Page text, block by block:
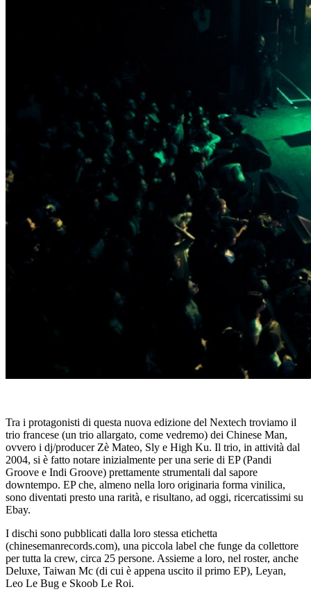
Tra i protagonisti di questa nuova edizione del Nextech troviamo il
trio francese (un trio allargato, come vedremo) dei Chinese Man,
ovvero i dj/producer Zè Mateo, Sly e High Ku. Il trio, in attività dal
2004, si è fatto notare inizialmente per una serie di EP (Pandi
Groove e Indi Groove) prettamente strumentali dal sapore
downtempo. EP che, almeno nella loro originaria forma vinilica,
sono diventati presto una rarità, e risultano, ad oggi, ricercatissimi su
Ebay.
I dischi sono pubblicati dalla loro stessa etichetta
(chinesemanrecords.com), una piccola label che funge da collettore
per tutta la crew, circa 25 persone. Assieme a loro, nel roster, anche
Deluxe, Taiwan Mc (di cui è appena uscito il primo EP), Leyan,
Leo Le Bug e Skoob Le Roi.